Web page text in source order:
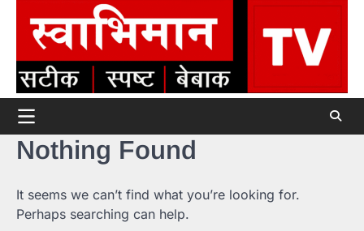
content
Nothing Found
It seems we can’t find what you’re looking for.
Perhaps searching can help.